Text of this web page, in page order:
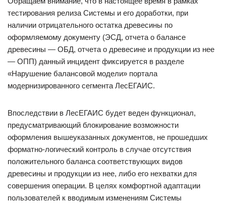
тестирования релиза Системы и его доработки, при
наличии отрицательного остатка древесины по
оформляемому документу (ЭСД, отчета о балансе
древесины — ОБД, отчета о древесине и продукции из нее
— ОПП) данный инцидент фиксируется в разделе
«Нарушение балансовой модели» портала
модернизированного сегмента ЛесЕГАИС.
Впоследствии в ЛесЕГАИС будет веден функционал,
предусматривающий блокирование возможности
оформления вышеуказанных документов, не прошедших
форматно-логический контроль в случае отсутствия
положительного баланса соответствующих видов
древесины и продукции из нее, либо его нехватки для
совершения операции. В целях комфортной адаптации
пользователей к вводимым изменениям Системы